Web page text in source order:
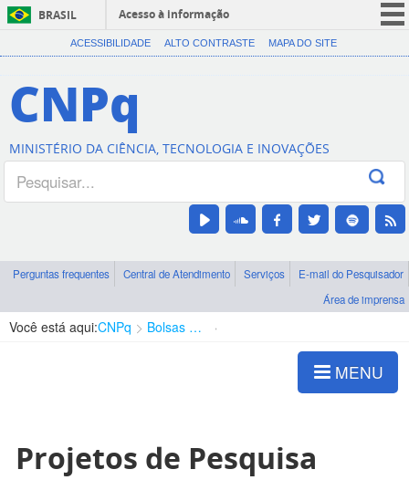
BRASIL
Acesso à informação
CORONAVÍRUS (COVID-19)
Canais
ACESSIBILIDADE ALTO CONTRASTE MAPA DO SITE
CNPq
MINISTÉRIO DA CIÊNCIA, TECNOLOGIA E INOVAÇÕES
Perguntas frequentes Central de Atendimento Serviços
E-mail do Pesquisador
Área de imprensa
Você está aqui:CNPq Bolsas e Auxílios Vigentes
MENU
Projetos de Pesquisa